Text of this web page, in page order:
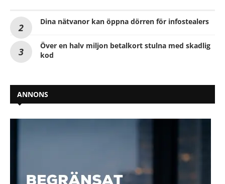
Dina nätvanor kan öppna dörren för infostealers
Över en halv miljon betalkort stulna med skadlig
kod
ANNONS